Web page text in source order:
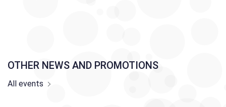
OTHER NEWS AND PROMOTIONS
All events